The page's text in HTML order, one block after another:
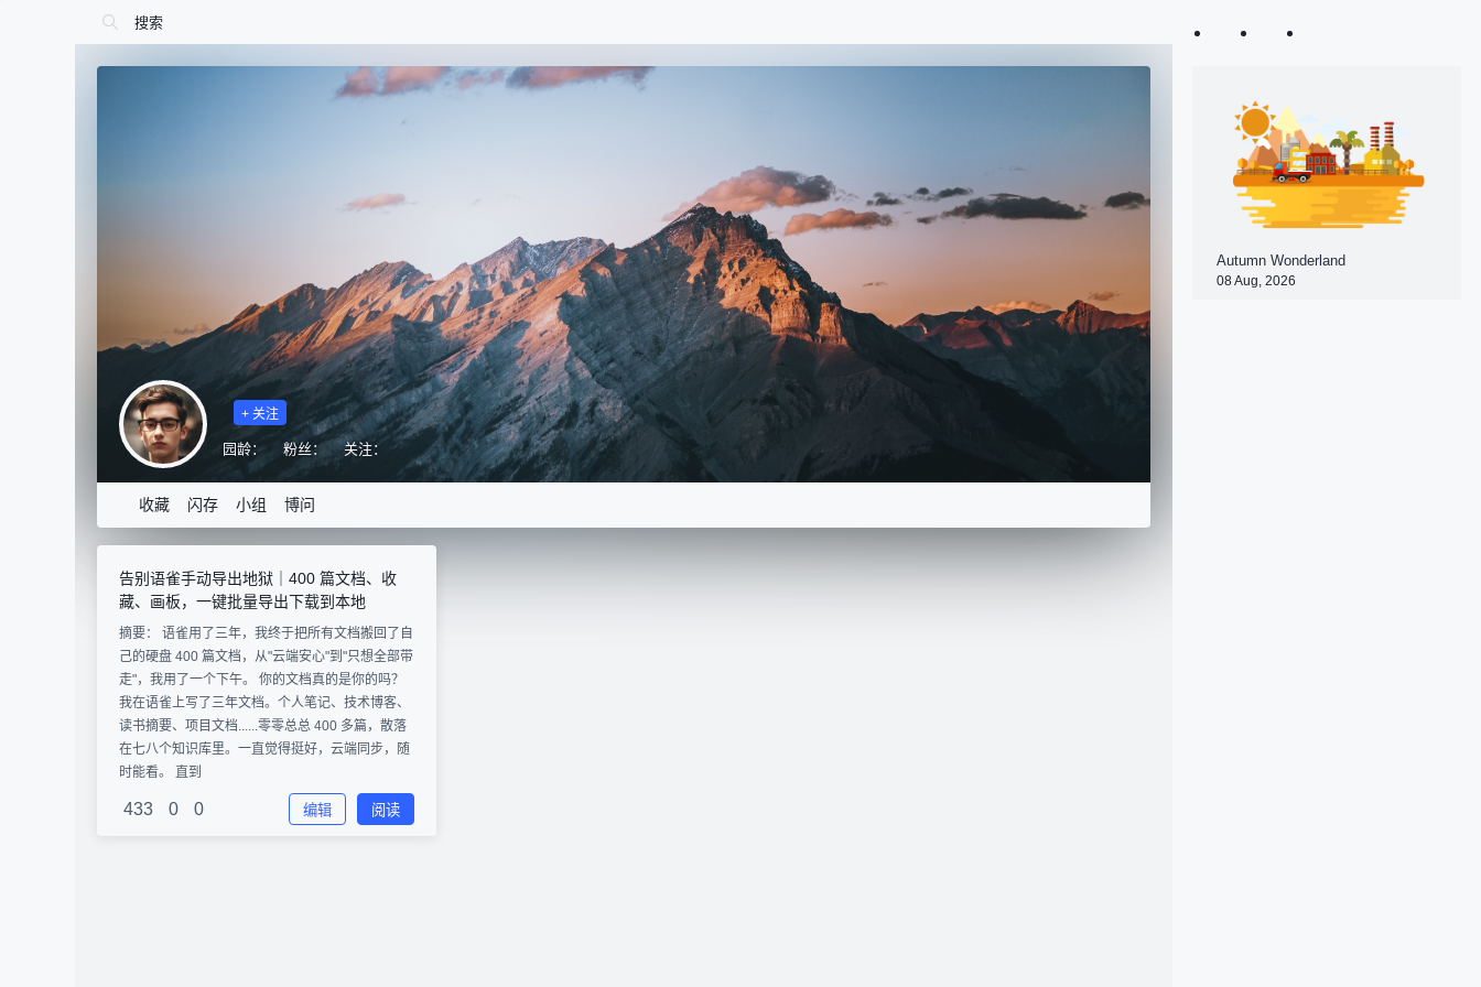
收藏 闪存 小组 博问
+ 关注
园龄： 粉丝： 关注：
告别语雀手动导出地狱｜400 篇文档、收
藏、画板，一键批量导出下载到本地
摘要： 语雀用了三年，我终于把所有文档搬回了自
己的硬盘 400 篇文档，从"云端安心"到"只想全部带
走"，我用了一个下午。 你的文档真的是你的吗？
我在语雀上写了三年文档。个人笔记、技术博客、
读书摘要、项目文档......零零总总 400 多篇，散落
在七八个知识库里。一直觉得挺好，云端同步，随
时能看。 直到
433 0 0 编辑 阅读
Autumn Wonderland
08 Aug, 2026